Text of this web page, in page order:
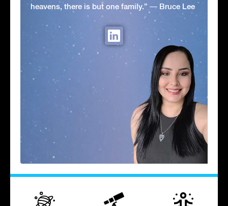
heavens, there is but one family.” ― Bruce Lee